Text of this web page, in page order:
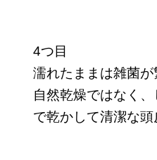
4つ目
濡れたままは雑菌が
自然乾燥ではなく
で乾かして清潔な頭